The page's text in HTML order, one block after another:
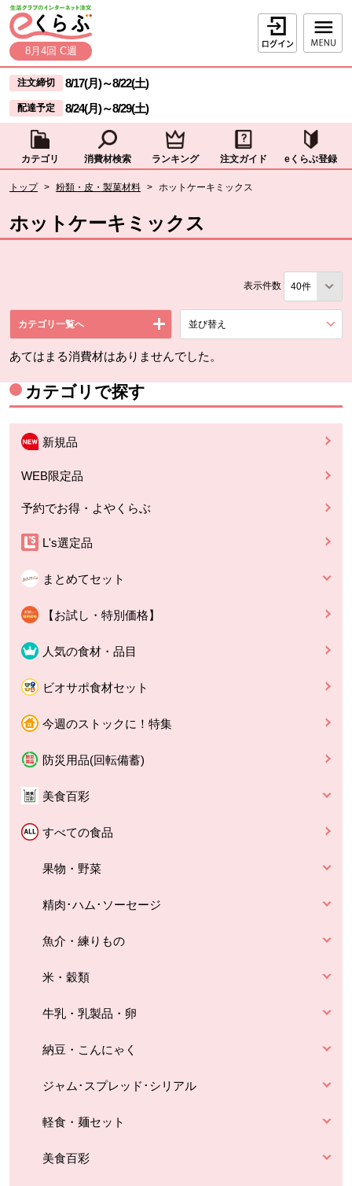
ページの先頭です。
本文へジャンプする。
8月4回 C週
ログイン
ここからサイト内共通メニューです。
サイト内共通メニューをスキップする
注文締切 8/17(月)～8/22(土)
配達予定 8/24(月)～8/29(土)
カテゴリ 消費材検索 ランキング 注文ガイド eくらぶ登録
トップ > 粉類・皮・製菓材料 > ホットケーキミックス
ホットケーキミックス
表示件数
カテゴリ一覧へ 並び替え
あてはまる消費材はありませんでした。
カテゴリで探す
新規品
WEB限定品
予約でお得・よやくらぶ
L's選定品
まとめてセット
【お試し・特別価格】
人気の食材・品目
ビオサポ食材セット
今週のストックに！特集
防災用品(回転備蓄)
美食百彩
すべての食品
果物・野菜
精肉･ハム･ソーセージ
魚介・練りもの
米・穀類
牛乳・乳製品・卵
納豆・こんにゃく
ジャム･スプレッド･シリアル
軽食・麺セット
美食百彩